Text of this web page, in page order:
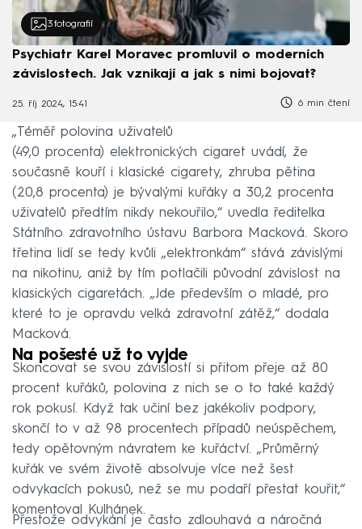
3 fotografií
Psychiatr Karel Moravec promluvil o moderních
závislostech. Jak vznikají a jak s nimi bojovat?
25. říj 2024, 15:41 6 min čtení
„Téměř polovina uživatelů
(49,0 procenta) elektronických cigaret uvádí, že
současně kouří i klasické cigarety, zhruba pětina
(20,8 procenta) je bývalými kuřáky a 30,2 procenta
uživatelů předtím nikdy nekouřilo,“ uvedla ředitelka
Státního zdravotního ústavu Barbora Macková. Skoro
třetina lidí se tedy kvůli „elektronkám“ stává závislými
na nikotinu, aniž by tím potlačili původní závislost na
klasických cigaretách. „Jde především o mladé, pro
které to je opravdu velká zdravotní zátěž,“ dodala
Macková.
Na pošesté už to vyjde
Skoncovat se svou závislostí si přitom přeje až 80
procent kuřáků, polovina z nich se o to také každý
rok pokusí. Když tak učiní bez jakékoliv podpory,
skončí to v až 98 procentech případů neúspěchem,
tedy opětovným návratem ke kuřáctví. „Průměrný
kuřák ve svém životě absolvuje více než šest
odvykacích pokusů, než se mu podaří přestat kouřit,“
komentoval Kulhánek.
Přestože odvykání je často zdlouhavá a náročná